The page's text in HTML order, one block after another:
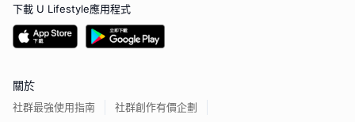
下載 U Lifestyle應用程式
關於
社群最強使用指南
社群創作有價企劃